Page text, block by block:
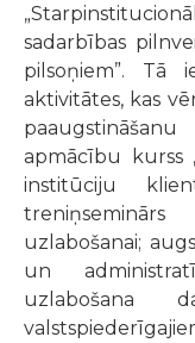
sadarbības
pilsoņiem”. Tā
aktivitātes, kas
apmācību kurss
institūciju
uzlabošanai;
un
uzlabošana